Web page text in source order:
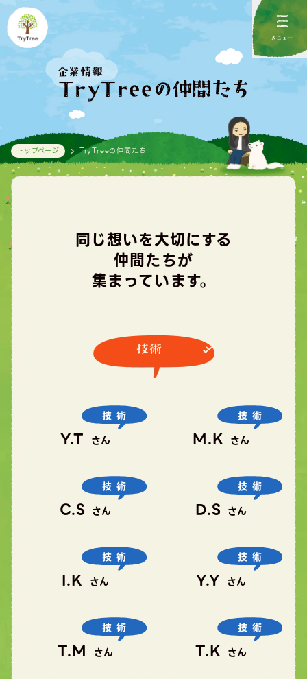
メニュー
企業情報
TryTreeの仲間たち
トップページ TryTreeの仲間たち
同じ想いを大切にする
仲間たちが
集まっています。
技術
Y.T さん
技術
M.K さん
技術
C.S さん
技術
D.S さん
技術
I.K さん
技術
Y.Y さん
技術
T.M さん
技術
T.K さん